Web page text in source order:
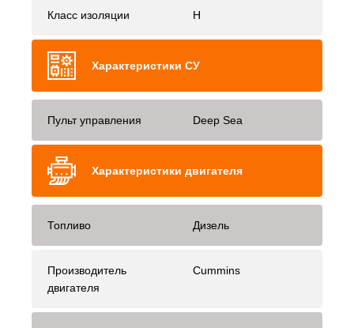
Класс изоляции H
Характеристики СУ
Пульт управления Deep Sea
Характеристики двигателя
Топливо Дизель
Производитель
двигателя
Cummins